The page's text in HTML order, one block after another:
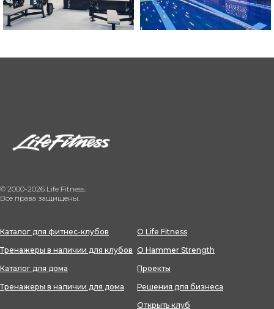
© 2000-2026 Life Fitness.
Все права защищены.
Каталог для фитнес-клубов
Тренажеры в наличии для клубов
Каталог для дома
Тренажеры в наличии для дома
О Life Fitness
О Hammer Strength
Проекты
Решения для бизнеса
Открыть клуб